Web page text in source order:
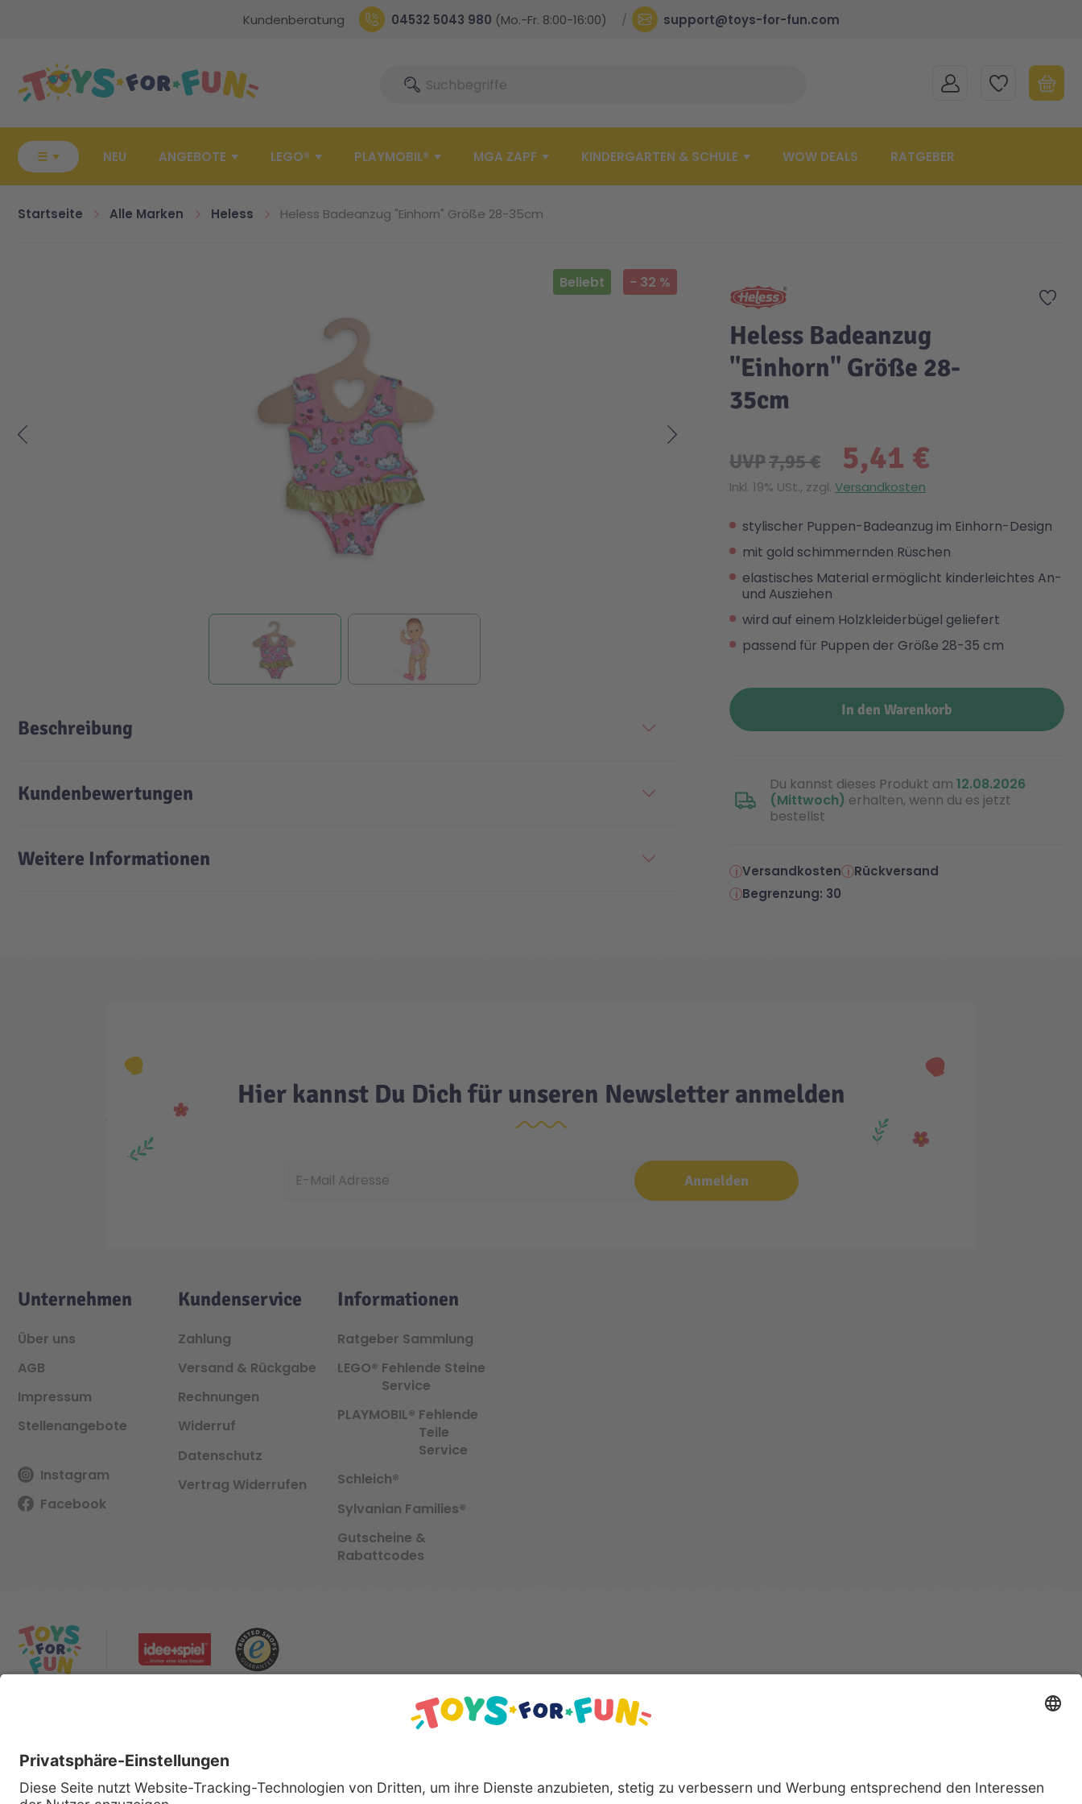
Kundenberatung 04532 5043 980 (Mo.-Fr. 8:00-16:00) support@toys-for-fun.com
SucheSuche MEIN KONTOMEINE WUNSCHLISTE
☰ NEU ANGEBOTE LEGO® PLAYMOBIL® MGA ZAPF KINDERGARTEN & SCHULE WOW DEALS RATGEBER
Startseite Alle Marken Heless Heless Badeanzug "Einhorn" Größe 28-35cm
Beliebt - 32 %
Zur
Heless Badeanzug
"Einhorn" Größe 28-
35cm
5,41 €
UVP7,95 €
Inkl. 19% USt., zzgl. Versandkosten
stylischer Puppen-Badeanzug im Einhorn-Design
mit gold schimmernden Rüschen
elastisches Material ermöglicht kinderleichtes An-
und Ausziehen
wird auf einem Holzkleiderbügel geliefert
passend für Puppen der Größe 28-35 cm
In den Warenkorb
Du kannst dieses Produkt am 12.08.2026
(Mittwoch) erhalten, wenn du es jetzt
bestellst
Versandkosten
Rückversand
Begrenzung: 30
Beschreibung
Kundenbewertungen
Weitere Informationen
Hier kannst Du Dich für unseren Newsletter anmelden
Anmelden
Unternehmen
Über uns
AGB
Impressum
Stellenangebote
Instagram
Facebook
Kundenservice
Zahlung
Versand & Rückgabe
Rechnungen
Widerruf
Datenschutz
Vertrag Widerrufen
Informationen
Ratgeber Sammlung
LEGO® Fehlende Steine
Service
PLAYMOBIL® Fehlende
Teile
Service
Schleich®
Sylvanian Families®
Gutscheine &
Rabattcodes